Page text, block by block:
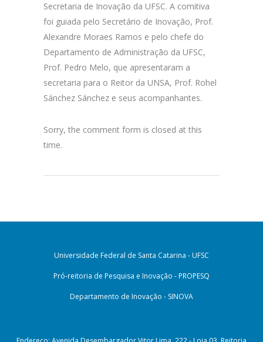
Secretaria de Inovação da UFSC. A comitiva
foi guiada pelo Secretário de Inovação, Prof.
Alexandre Moraes Ramos e pelo chefe do
Departamento de Administração da UFSC,
Prof. Pedro Melo, que apresentaram a
secretaria para o Reitor da UNSA, Prof. Rohel
Sánchez Sánchez e seus acompanhantes.
Sorry, the comment form is closed at this
time.
Universidade Federal de Santa Catarina - UFSC
Pró-reitoria de Pesquisa e Inovação - PROPESQ
Departamento de Inovação - SINOVA